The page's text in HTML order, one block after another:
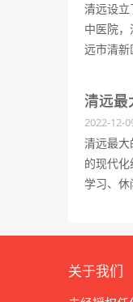
清远设
中医院
远市清新
清远最
2022-12-
清远最
的现代化
学习、
关于我们